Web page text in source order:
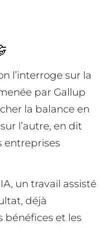
l’interroge sur la
par Gallup
la balance en
l’autre, en dit
entreprises
un travail assisté
déjà
bénéfices et les